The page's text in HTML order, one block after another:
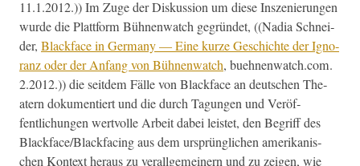
11.1.2012.)) Im Zuge der Diskus­sion um diese Insze­nierun­gen
wurde die Plat­tform Büh­nen­watch gegrün­det, ((Nadia Schnei­
der, Black­face in Ger­many — Eine kurze Geschichte der Igno­
ranz oder der Anfang von Büh­nen­watch, buehnenwatch.com.
2.2012.)) die seit­dem Fälle von Black­face an deutschen The­
atern doku­men­tiert und die durch Tagun­gen und Veröf­
fentlichun­gen wertvolle Arbeit dabei leis­tet, den Begriff des
Blackface/Blackfacing aus dem ursprünglichen amerikanis­
chen Kon­text her­aus zu ver­all­ge­mein­ern und zu zeigen, wie